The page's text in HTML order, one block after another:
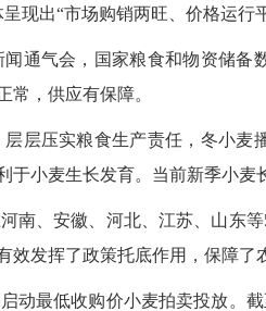
出“市场购销两旺、价格运行平
气会，国家粮食和物资储备
常，供应有保障。
压实粮食生产责任，冬小麦播
小麦生长发育。当前新季小麦
、安徽、河北、江苏、山东等
发挥了政策托底作用，保障了
最低收购价小麦拍卖投放。截